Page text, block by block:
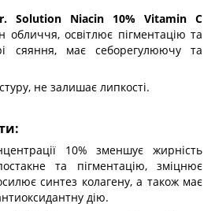
Solution Niacin 10% Vitamin C
обличчя, освітлює пігментацію та
сяяння, має себорегулюючу та
не залишає липкості.
10% зменшує жирність
та пігментацію, зміцнює
синтез колагену, а також має
дію.